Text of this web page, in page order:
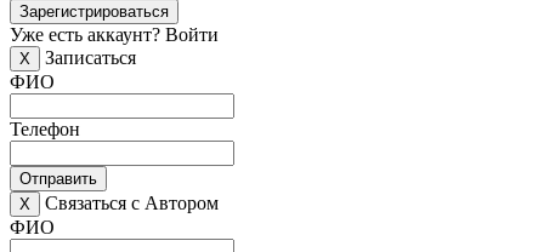
Зарегистрироваться
Уже есть аккаунт? Войти
X
Записаться
ФИО
Телефон
Отправить
X
Связаться с Автором
ФИО